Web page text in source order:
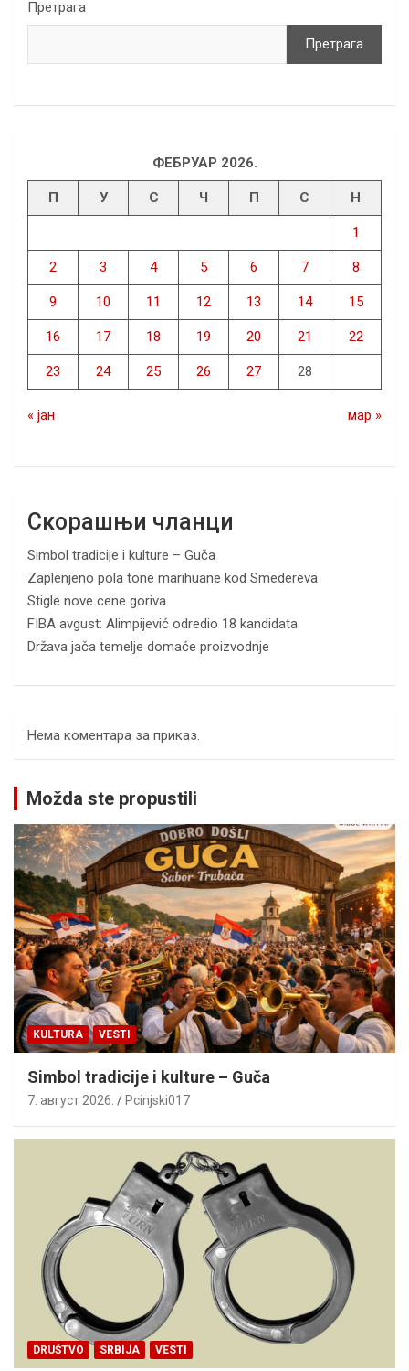
Претрага
Претрага
ФЕБРУАР 2026.
П У С Ч П С Н
1
2 3 4 5 6 7 8
9 10 11 12 13 14 15
16 17 18 19 20 21 22
23 24 25 26 27 28
« јан мар »
Скорашњи чланци
Simbol tradicije i kulture – Guča
Zaplenjeno pola tone marihuane kod Smedereva
Stigle nove cene goriva
FIBA avgust: Alimpijević odredio 18 kandidata
Država jača temelje domaće proizvodnje
Нема коментара за приказ.
Možda ste propustili
KULTURA VESTI
Simbol tradicije i kulture – Guča
7. август 2026. Pcinjski017
DRUŠTVO SRBIJA VESTI